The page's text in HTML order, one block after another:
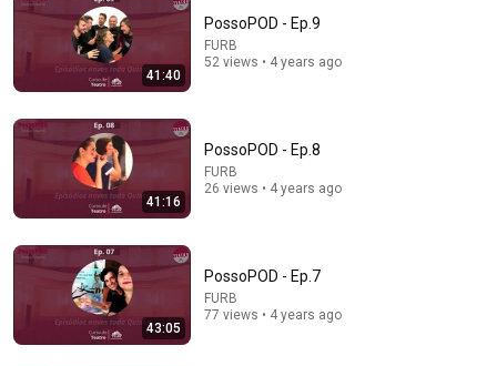
Talk Chão 2026 - Felipe Coff
FURB
Auto-dubbed
9 views
41:40
PossoPOD - Ep.9
FURB
52 views • 4 years ago
41:16
PossoPOD - Ep.8
FURB
26 views • 4 years ago
43:05
PossoPOD - Ep.7
FURB
77 views • 4 years ago